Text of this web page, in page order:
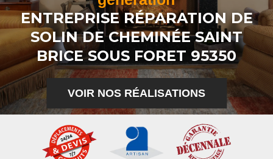
ENTREPRISE RÉPARATION DE
SOLIN DE CHEMINÉE SAINT
BRICE SOUS FORET 95350
VOIR NOS RÉALISATIONS